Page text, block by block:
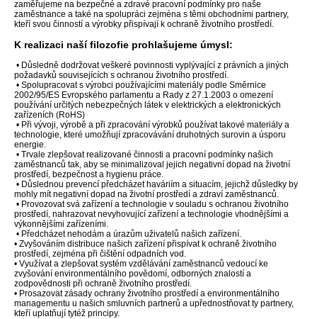
zaměřujeme na bezpečné a zdravé pracovní podmínky pro naše
zaměstnance a také na spolupráci zejména s těmi obchodními partnery,
kteří svou činností a výrobky přispívají k ochraně životního prostředí.
K realizaci naší filozofie prohlašujeme úmysl:
• Důsledně dodržovat veškeré povinnosti vyplývající z právních a jiných
požadavků souvisejících s ochranou životního prostředí.
• Spolupracovat s výrobci používajícími materiály podle Směrnice
2002/95/ES Evropského parlamentu a Rady z 27.1.2003 o omezení
používání určitých nebezpečných látek v elektrických a elektronických
zařízeních (RoHS)
• Při vývoji, výrobě a při zpracování výrobků používat takové materiály a
technologie, které umožňují zpracovávání druhotných surovin a úsporu
energie.
• Trvale zlepšovat realizované činnosti a pracovní podmínky našich
zaměstnanců tak, aby se minimalizoval jejich negativní dopad na životní
prostředí, bezpečnost a hygienu práce.
• Důslednou prevencí předcházet haváriím a situacím, jejichž důsledky by
mohly mít negativní dopad na životní prostředí a zdraví zaměstnanců.
• Provozovat svá zařízení a technologie v souladu s ochranou životního
prostředí, nahrazovat nevyhovující zařízení a technologie vhodnějšími a
výkonnějšími zařízeními.
• Předcházet nehodám a úrazům uživatelů našich zařízení.
• Zvyšováním distribuce našich zařízení přispívat k ochraně životního
prostředí, zejména při čištění odpadních vod.
• Využívat a zlepšovat systém vzdělávání zaměstnanců vedoucí ke
zvyšování environmentálního povědomí, odborných znalostí a
zodpovědnosti při ochraně životního prostředí.
• Prosazovat zásady ochrany životního prostředí a environmentálního
managementu u našich smluvních partnerů a upřednostňovat ty partnery,
kteří uplatňují tytéž principy.